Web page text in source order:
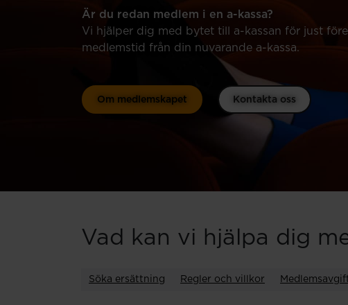
Är du redan medlem i en a-kassa?
Vi hjälper dig med bytet till a-kassan för just
medlemstid från din nuvarande a-kassa.
Om medlemskapet Kontakta oss
Vad kan vi hjälpa dig
Söka ersättning Regler och villkor